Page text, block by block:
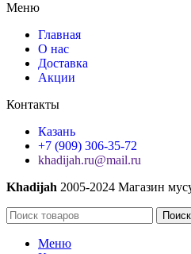
Меню
Главная
О нас
Доставка
Акции
Контакты
Казань
+7 (909) 306-35-72
khadijah.ru@mail.ru
Khadijah 2005-2024 Магазин
Поиск
Меню